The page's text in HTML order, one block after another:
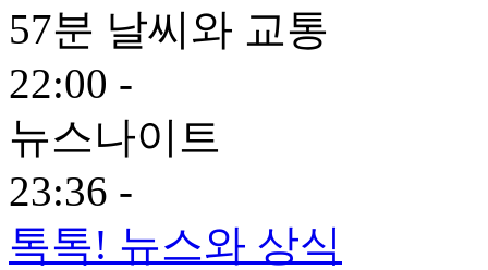
57분 날씨와 교통
22:00 -
뉴스나이트
23:36 -
톡톡! 뉴스와 상식